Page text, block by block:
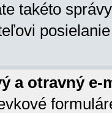
takéto
a otravný e-